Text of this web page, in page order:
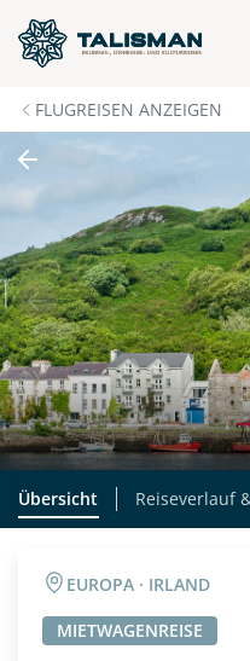
FLUGREISEN ANZEIGEN
Übersicht Reiseverlauf
EUROPA · IRLAND
MIETWAGENREISE
Individuelle Anfrage
Herzlichen Dank für
- so individuell wie Sie.
Wunschtermine für die
Verfügbarkeit und
zu besprechen.
Traumreise.
Persönliche Daten
Vorname
E-Mail*